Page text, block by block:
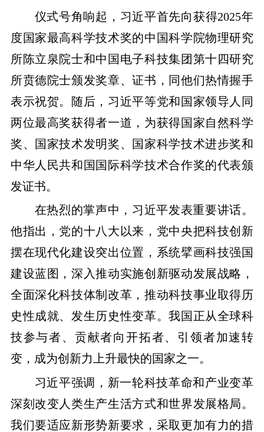
仪式号角响起，习近平首先向获得2025年
度国家最高科学技术奖的中国科学院物理研究
所陈立泉院士和中国电子科技集团第十四研究
所贲德院士颁发奖章、证书，同他们热情握手
表示祝贺。随后，习近平等党和国家领导人同
两位最高奖获得者一道，为获得国家自然科学
奖、国家技术发明奖、国家科学技术进步奖和
中华人民共和国国际科学技术合作奖的代表颁
发证书。
在热烈的掌声中，习近平发表重要讲话。
他指出，党的十八大以来，党中央把科技创新
摆在现代化建设突出位置，系统擘画科技强国
建设蓝图，深入推动实施创新驱动发展战略，
全面深化科技体制改革，推动科技事业取得历
史性成就、发生历史性变革。我国正从全球科
技参与者、贡献者向开拓者、引领者加速转
变，成为创新力上升最快的国家之一。
习近平强调，新一轮科技革命和产业变革
深刻改变人类生产生活方式和世界发展格局。
我们要适应新形势新要求，采取更加有力的措